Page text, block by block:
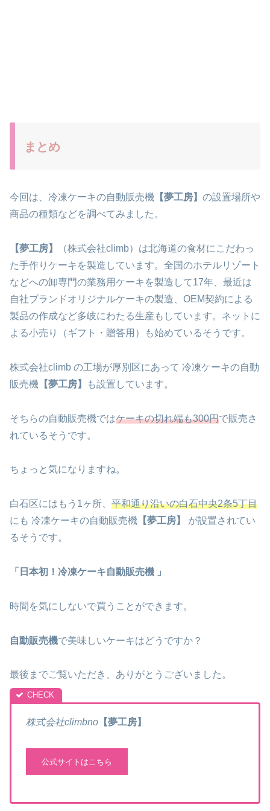
まとめ
今回は、冷凍ケーキの自動販売機 【夢工房】 の設置場所や
商品の種類などを調べてみました。
【夢工房】
（株式会社climb）は北海道の食材にこだわっ
た手作りケーキを製造しています。全国のホテルリゾート
などへの卸専門の業務用ケーキを製造して17年、最近は
自社ブランドオリジナルケーキの製造、OEM契約による
製品の作成など多岐にわたる生産もしています。ネットに
よる小売り（ギフト・贈答用）も始めているそうです。
株式会社climb の工場が厚別区にあって 冷凍ケーキの自動
販売機 【夢工房】 も設置しています。
そちらの自動販売機ではケーキの切れ端も300円で販売さ
れているそうです。
ちょっと気になりますね。
白石区にはもう1ヶ所、 平和通り沿いの白石中央2条5丁目
にも 冷凍ケーキの自動販売機 【夢工房】
が設置されてい
るそうです。
「日本初！冷凍ケーキ自動販売機 」
時間を気にしないで買うことができます。
自動販売機で美味しいケーキはどうですか？
最後までご覧いただき、ありがとうございました。
株式会社climbno 【夢工房】
公式サイトはこちら